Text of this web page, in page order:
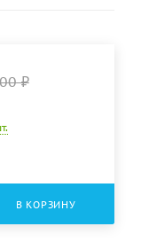
₽
В КОРЗИНУ